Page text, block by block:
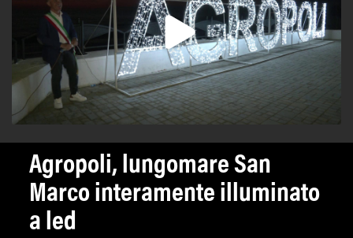
Agropoli, lungomare San
Marco interamente illuminato
a led